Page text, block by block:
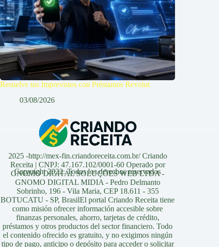
Resuelve tus Imprevistos con Préstamos Revolut
03/08/2026
Copyright 2022. Todos los derechos reservados
2025 -http://mex-fin.criandoreceita.com.br/ Criando
Receita | CNPJ: 47.167.102/0001-60 Operado por
GNOMO DIGITAL SOLUÇÕES WEB LTDA -
GNOMO DIGITAL MIDIA - Pedro Delmanto
Sobrinho, 196 - Vila Maria, CEP 18.611 - 355
BOTUCATU - SP, BrasilEl portal Criando Receita tiene
como misión ofrecer información accesible sobre
finanzas personales, ahorro, tarjetas de crédito,
préstamos y otros productos del sector financiero. Todo
el contenido ofrecido es gratuito, y no exigimos ningún
tipo de pago, anticipo o depósito para acceder o solicitar